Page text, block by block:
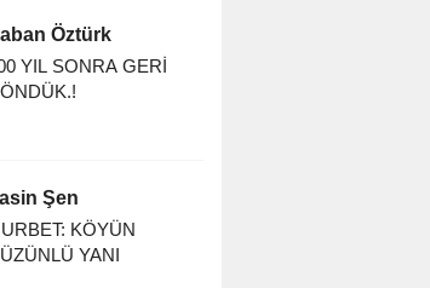
Öztürk
YIL SONRA GERİ
Şen
KÖYÜN
YANI